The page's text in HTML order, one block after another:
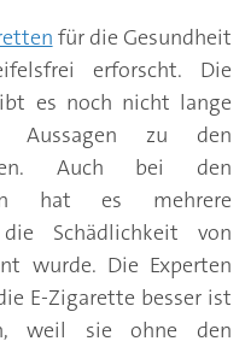
für die Gesundheit
erforscht. Die
es noch nicht lange
Aussagen zu den
Auch bei den
hat es mehrere
Schädlichkeit von
wurde. Die Experten
E-Zigarette besser ist
weil sie ohne den